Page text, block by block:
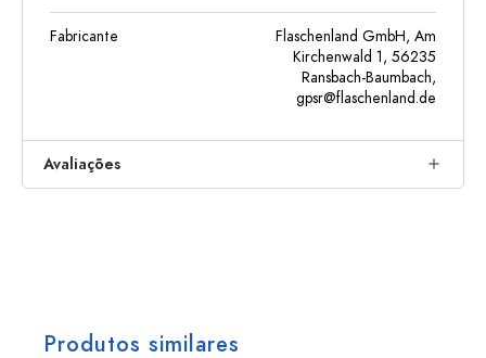
Fabricante
Flaschenland GmbH, Am
Kirchenwald 1, 56235
Ransbach-Baumbach,
gpsr@flaschenland.de
Avaliações
Produtos similares